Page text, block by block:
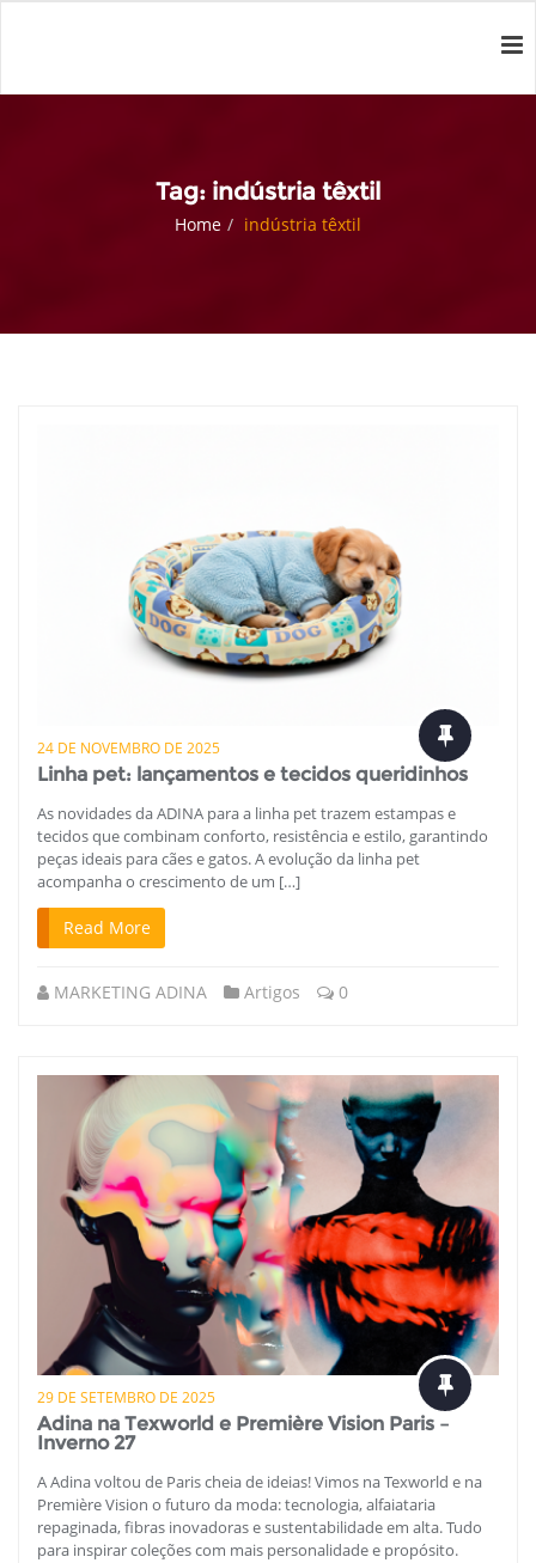
Tag: indústria têxtil
Home indústria têxtil
24 DE NOVEMBRO DE 2025
Linha pet: lançamentos e tecidos queridinhos
As novidades da ADINA para a linha pet trazem estampas e
tecidos que combinam conforto, resistência e estilo, garantindo
peças ideais para cães e gatos. A evolução da linha pet
acompanha o crescimento de um […]
Read More
MARKETING ADINA Artigos 0
29 DE SETEMBRO DE 2025
Adina na Texworld e Première Vision Paris –
Inverno 27
A Adina voltou de Paris cheia de ideias! Vimos na Texworld e na
Première Vision o futuro da moda: tecnologia, alfaiataria
repaginada, fibras inovadoras e sustentabilidade em alta. Tudo
para inspirar coleções com mais personalidade e propósito.